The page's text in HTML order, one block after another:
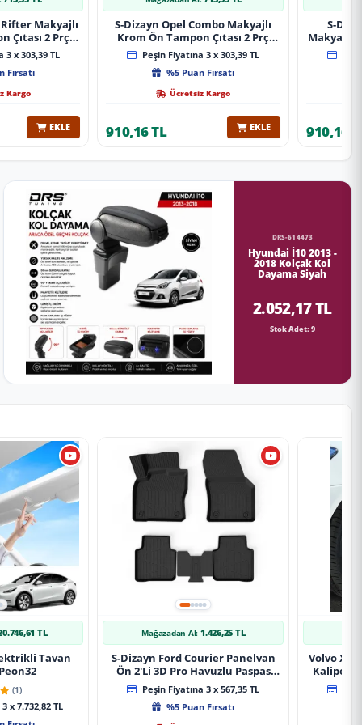
Makyajlı
Çıtası 2 Prç
Kalite
3 x 303,39 TL
Fırsatı
Kargo
EKLE
S-Dizayn Opel Combo Makyajlı
Krom Ön Tampon Çıtası 2 Prç
2023 Üzeri A+ Kalite
Peşin Fiyatına 3 x 303,39 TL
%5 Puan Fırsatı
Ücretsiz Kargo
910,16 TL EKLE
S-
Makyajlı
2 Prç
910,16
DRS-614473
Hyundai İ10 2013 -
2018 Kolçak Kol
Dayama Siyah
2.052,17 TL
Stok Adet: 9
TL
Tavan
(1)
x 7.732,82 TL
Mağazadan Al: 1.426,25 TL
S-Dizayn Ford Courier Panelvan
Ön 2'Li 3D Pro Havuzlu Paspas
2014-2024 A+ Kalite
Peşin Fiyatına 3 x 567,35 TL
%5 Puan Fırsatı
Volvo
Kaliper